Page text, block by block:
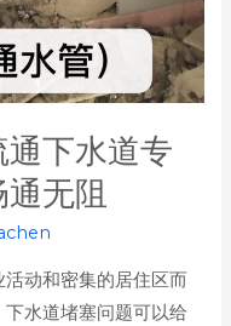
下水道专
无阻
动和密集的居住区而
水道堵塞问题可以给